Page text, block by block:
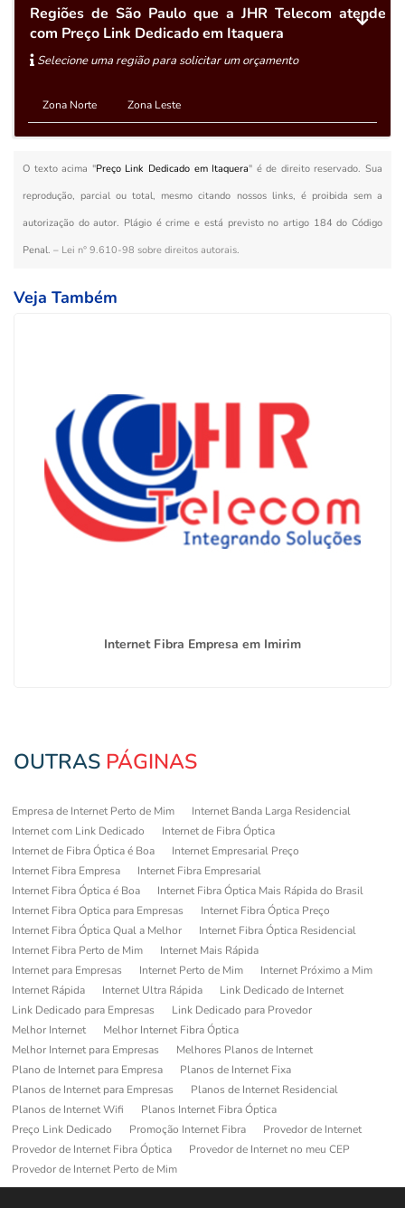
Regiões de São Paulo que a JHR Telecom atende
com Preço Link Dedicado em Itaquera
Selecione uma região para solicitar um orçamento
Zona Norte Zona Leste
O texto acima "Preço Link Dedicado em Itaquera" é de direito reservado. Sua
reprodução, parcial ou total, mesmo citando nossos links, é proibida sem a
autorização do autor. Plágio é crime e está previsto no artigo 184 do Código
Penal. – Lei n° 9.610-98 sobre direitos autorais.
Veja Também
Internet Fibra Empresa em Imirim
OUTRAS PÁGINAS
Empresa de Internet Perto de Mim
Internet Banda Larga Residencial
Internet com Link Dedicado
Internet de Fibra Óptica
Internet de Fibra Óptica é Boa
Internet Empresarial Preço
Internet Fibra Empresa
Internet Fibra Empresarial
Internet Fibra Óptica é Boa
Internet Fibra Óptica Mais Rápida do Brasil
Internet Fibra Optica para Empresas
Internet Fibra Óptica Preço
Internet Fibra Óptica Qual a Melhor
Internet Fibra Óptica Residencial
Internet Fibra Perto de Mim
Internet Mais Rápida
Internet para Empresas
Internet Perto de Mim
Internet Próximo a Mim
Internet Rápida
Internet Ultra Rápida
Link Dedicado de Internet
Link Dedicado para Empresas
Link Dedicado para Provedor
Melhor Internet
Melhor Internet Fibra Óptica
Melhor Internet para Empresas
Melhores Planos de Internet
Plano de Internet para Empresa
Planos de Internet Fixa
Planos de Internet para Empresas
Planos de Internet Residencial
Planos de Internet Wifi
Planos Internet Fibra Óptica
Preço Link Dedicado
Promoção Internet Fibra
Provedor de Internet
Provedor de Internet Fibra Óptica
Provedor de Internet no meu CEP
Provedor de Internet Perto de Mim